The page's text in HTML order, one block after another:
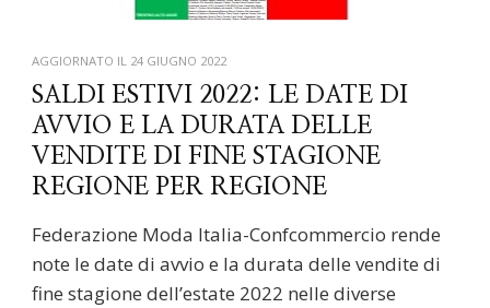
AGGIORNATO IL 24 GIUGNO 2022
SALDI ESTIVI 2022: LE DATE DI
AVVIO E LA DURATA DELLE
VENDITE DI FINE STAGIONE
REGIONE PER REGIONE
Federazione Moda Italia-Confcommercio rende
note le date di avvio e la durata delle vendite di
fine stagione dell’estate 2022 nelle diverse